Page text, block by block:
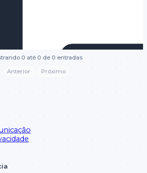
0 até 0 de 0 entradas
Anterior Próximo